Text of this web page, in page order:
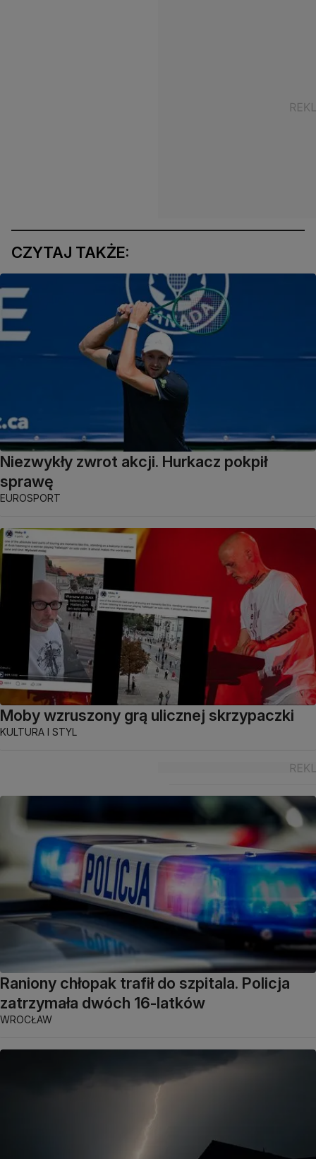
CZYTAJ TAKŻE:
Niezwykły zwrot akcji. Hurkacz pokpił
sprawę
EUROSPORT
Moby wzruszony grą ulicznej skrzypaczki
KULTURA I STYL
Raniony chłopak trafił do szpitala. Policja
zatrzymała dwóch 16-latków
WROCŁAW